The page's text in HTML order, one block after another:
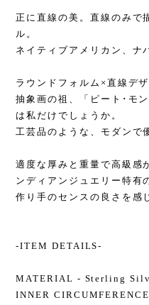
正に直線の美。直線のみで
ル。
ネイティブアメリカン、ナ
ラウンドフォルム×直線デザ
抽象画の祖、「ピート･モ
は私だけでしょうか。
工芸品のような、モダンで
適度な厚みと重量で高級感
ンディアンジュエリー特有
作り手のセンスの良さを感
-ITEM DETAILS-
MATERIAL - Sterling
INNER